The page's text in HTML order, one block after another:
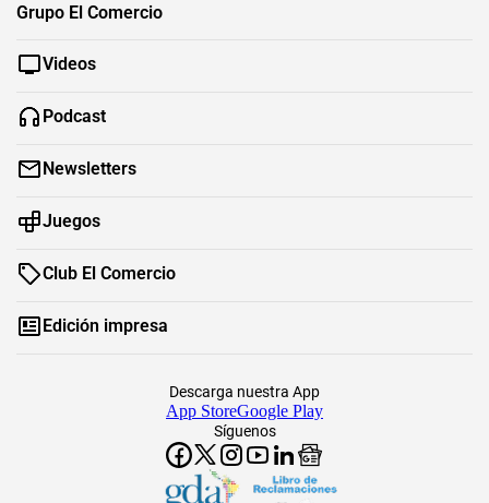
Grupo El Comercio
Videos
Podcast
Newsletters
Juegos
Club El Comercio
Edición impresa
Síguenos
Descarga nuestra App
App StoreGoogle Play